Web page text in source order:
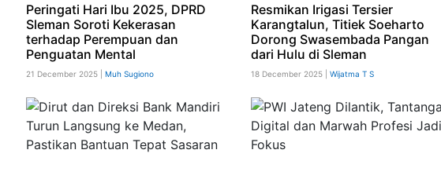
Peringati Hari Ibu 2025, DPRD
Sleman Soroti Kekerasan
terhadap Perempuan dan
Penguatan Mental
21 December 2025 | Muh Sugiono
Resmikan Irigasi Tersier
Karangtalun, Titiek Soeharto
Dorong Swasembada Pangan
dari Hulu di Sleman
18 December 2025 | Wijatma T S